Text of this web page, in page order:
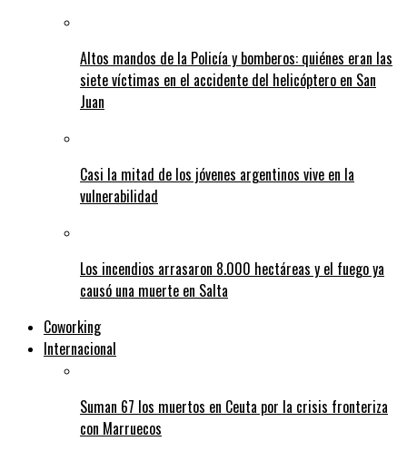
Altos mandos de la Policía y bomberos: quiénes eran las
siete víctimas en el accidente del helicóptero en San
Juan
Casi la mitad de los jóvenes argentinos vive en la
vulnerabilidad
Los incendios arrasaron 8.000 hectáreas y el fuego ya
causó una muerte en Salta
Coworking
Internacional
Suman 67 los muertos en Ceuta por la crisis fronteriza
con Marruecos